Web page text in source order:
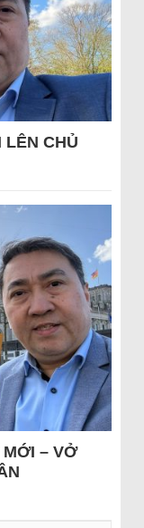
CHỦ
– VỞ